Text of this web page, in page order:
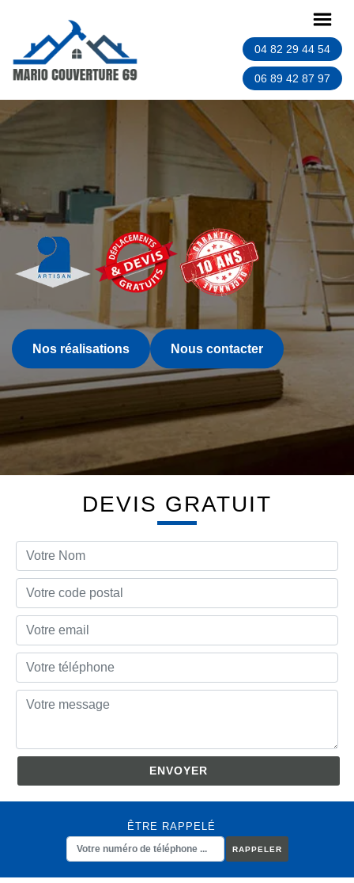
04 82 29 44 54
06 89 42 87 97
Nos réalisations Nous contacter
DEVIS GRATUIT
ÊTRE RAPPELÉ